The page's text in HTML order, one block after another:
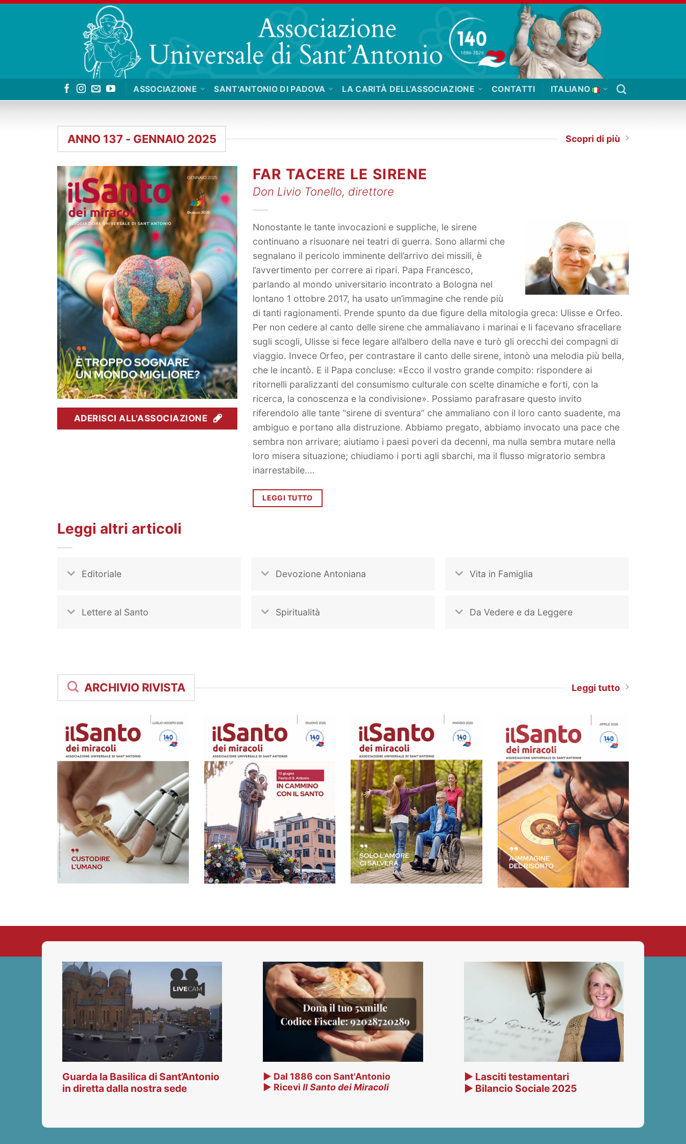
Salta
ASSOCIAZIONE SANT'ANTONIO DI PADOVA LA CARITÀ DELL'ASSOCIAZIONE CONTATTI ITALIANO
ANNO 137 - GENNAIO 2025 Scopri di più
ADERISCI ALL'ASSOCIAZIONE
FAR TACERE LE SIRENE
Don Livio Tonello, direttore
Nonostante le tante invocazioni e suppliche, le sirene
continuano a risuonare nei teatri di guerra. Sono allarmi che
segnalano il pericolo imminente dell’arrivo dei missili, è
l’avvertimento per correre ai ripari. Papa Francesco,
parlando al mondo universitario incontrato a Bologna nel
lontano 1 ottobre 2017, ha usato un’immagine che rende più
di tanti ragionamenti. Prende spunto da due figure della mitologia greca: Ulisse e Orfeo.
Per non cedere al canto delle sirene che ammaliavano i marinai e li facevano sfracellare
sugli scogli, Ulisse si fece legare all’albero della nave e turò gli orecchi dei compagni di
viaggio. Invece Orfeo, per contrastare il canto delle sirene, intonò una melodia più bella,
che le incantò. E il Papa concluse: «Ecco il vostro grande compito: rispondere ai
ritornelli paralizzanti del consumismo culturale con scelte dinamiche e forti, con la
ricerca, la conoscenza e la condivisione». Possiamo parafrasare questo invito
riferendolo alle tante “sirene di sventura” che ammaliano con il loro canto suadente, ma
ambiguo e portano alla distruzione. Abbiamo pregato, abbiamo invocato una pace che
sembra non arrivare; aiutiamo i paesi poveri da decenni, ma nulla sembra mutare nella
loro misera situazione; chiudiamo i porti agli sbarchi, ma il flusso migratorio sembra
inarrestabile.…
LEGGI TUTTO
Leggi altri articoli
Editoriale
Lettere al Santo
Devozione Antoniana
Spiritualità
Vita in Famiglia
Da Vedere e da Leggere
ARCHIVIO RIVISTA Leggi tutto
Guarda la Basilica di Sant’Antonio
in diretta dalla nostra sede
▶ Dal 1886 con Sant'Antonio
▶ RiceviIl Santo dei Miracoli
▶ Lasciti testamentari
▶ Bilancio Sociale 2025